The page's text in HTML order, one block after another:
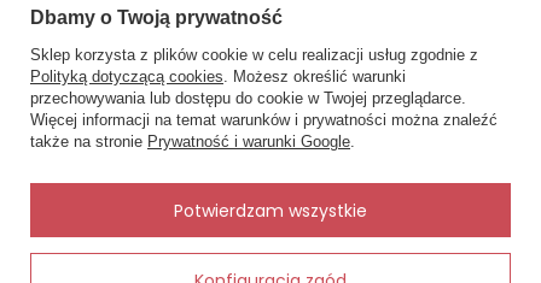
MOJE ZAMÓWIENIE
Status zamówienia
Śledzenie przesyłki
Chcę zareklamować produkt
Chcę zwrócić produkt
Kontakt
×
✨ Asystent zakupowy
Napisz czego szukasz — pokażę
gotowe propozycje.
Dbamy o Twoją prywatność
Sklep korzysta z plików cookie w celu realizacji usług zgodnie z
Polityką dotyczącą cookies. Możesz określić warunki
przechowywania lub dostępu do cookie w Twojej przeglądarce.
Więcej informacji na temat warunków i prywatności można znaleźć
także na stronie Prywatność i warunki Google.
Potwierdzam wszystkie